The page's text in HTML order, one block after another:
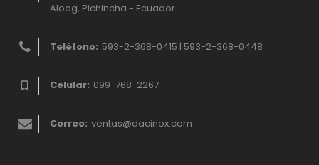
Aloag, Pichincha - Ecuador.
Teléfono: 593-2-368-0415 | 593-2-368-0448
Celular: 099-768-2267
Correo: ventas@dacinox.com